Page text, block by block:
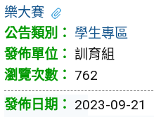
樂大賽
學生專區
訓育組
762
2023-09-21